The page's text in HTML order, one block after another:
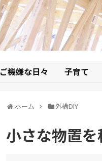
ご機嫌な日々 子育て
ホーム 外構DIY
小さな物置を